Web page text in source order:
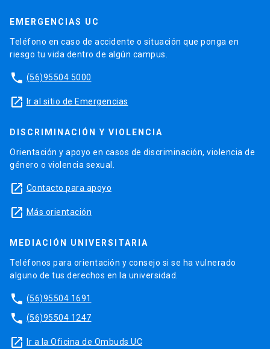
EMERGENCIAS UC
Teléfono en caso de accidente o situación que ponga en
riesgo tu vida dentro de algún campus.
phone (56)95504 5000
launch Ir al sitio de Emergencias
DISCRIMINACIÓN Y VIOLENCIA
Orientación y apoyo en casos de discriminación, violencia de
género o violencia sexual.
launch Contacto para apoyo
launch Más orientación
MEDIACIÓN UNIVERSITARIA
Teléfonos para orientación y consejo si se ha vulnerado
alguno de tus derechos en la universidad.
phone (56)95504 1691
phone (56)95504 1247
launch Ir a la Oficina de Ombuds UC